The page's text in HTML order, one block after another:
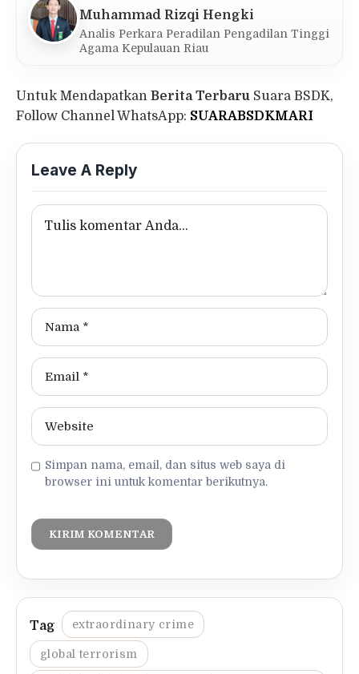
Muhammad Rizqi Hengki
Analis Perkara Peradilan Pengadilan Tinggi
Agama Kepulauan Riau
Untuk Mendapatkan Berita Terbaru Suara BSDK,
Follow Channel WhatsApp: SUARABSDKMARI
Leave A Reply
Simpan nama, email, dan situs web saya di
browser ini untuk komentar berikutnya.
extraordinary crime
global terrorism